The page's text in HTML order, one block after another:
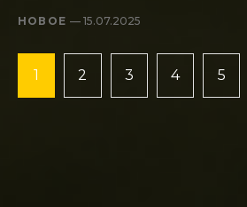
НОВОЕ— 15.07.2025
1 2 3 4 5